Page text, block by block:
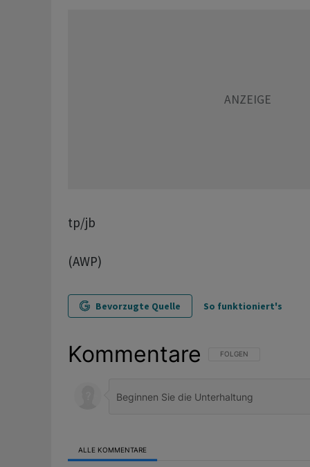
tp/jb
(AWP)
Bevorzugte Quelle So funktioniert's
Kommentare FOLGE DIESER
FOLGEN
ALLE KOMMENTARE